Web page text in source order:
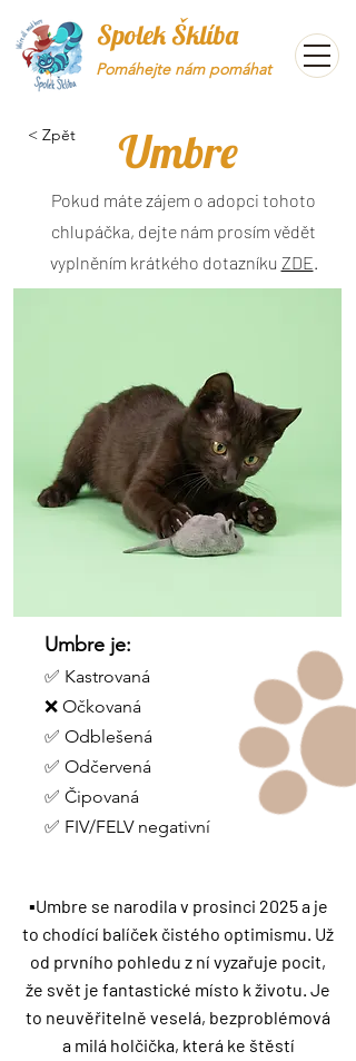
Spolek Šklíba
Pomáhejte nám pomáhat
< Zpět Umbre
Pokud máte zájem o adopci tohoto
chlupáčka, dejte nám prosím vědět
vyplněním krátkého dotazníku ZDE.
Umbre je:
✅ Kastrovaná
❌ Očkovaná
✅ Odblešená
✅ Odčervená
✅ Čipovaná
✅ FIV/FELV negativní
▪️Umbre se narodila v prosinci 2025 a je
to chodící balíček čistého optimismu. Už
od prvního pohledu z ní vyzařuje pocit,
že svět je fantastické místo k životu. Je
to neuvěřitelně veselá, bezproblémová
a milá holčička, která ke štěstí